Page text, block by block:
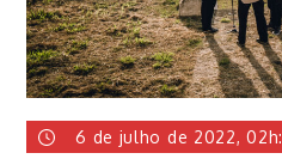
6 de julho de 2022,